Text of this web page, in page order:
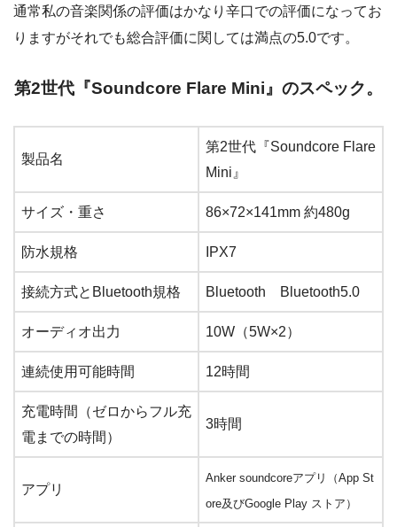
通常私の音楽関係の評価はかなり辛口での評価になってお
りますがそれでも総合評価に関しては満点の5.0です。
第2世代『Soundcore Flare Mini』のスペック。
製品名
第2世代『Soundcore Flare
Mini』
サイズ・重さ 86×72×141mm 約480g
防水規格 IPX7
接続方式とBluetooth規格 Bluetooth Bluetooth5.0
オーディオ出力 10W（5W×2）
連続使用可能時間 12時間
充電時間（ゼロからフル充
電までの時間）
3時間
アプリ
Anker soundcoreアプリ（App St
ore及びGoogle Play ストア）